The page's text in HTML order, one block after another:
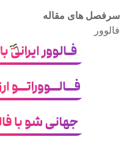
سرفصل های مقاله
فالوور